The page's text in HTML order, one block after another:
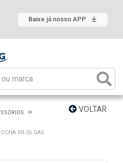
Baixe já nosso APP
VOLTAR
SR-26 GAS